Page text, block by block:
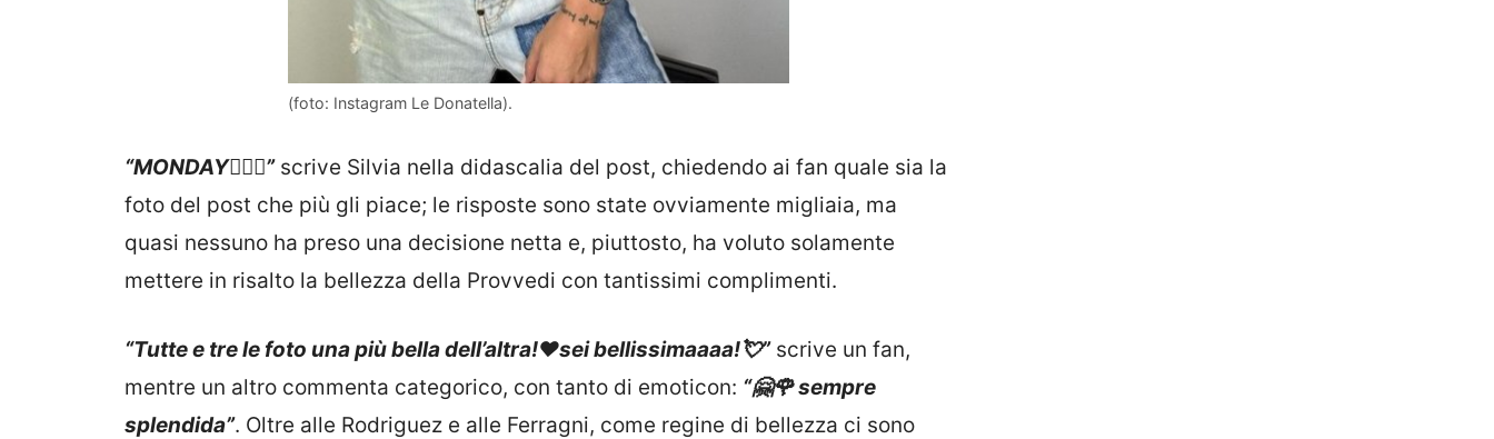
(foto: Instagram Le Donatella).
“MONDAY🧚‍♀️✨”scrive Silvia nella didascalia del post, chiedendo ai fan quale sia la
foto del post che più gli piace; le risposte sono state ovviamente migliaia, ma
quasi nessuno ha preso una decisione netta e, piuttosto, ha voluto solamente
mettere in risalto la bellezza della Provvedi con tantissimi complimenti.
“Tutte e tre le foto una più bella dell’altra!❤️sei bellissimaaaa!💘”scrive un fan,
mentre un altro commenta categorico, con tanto di emoticon: “🤗🌹 sempre
splendida”. Oltre alle Rodriguez e alle Ferragni, come regine di bellezza ci sono